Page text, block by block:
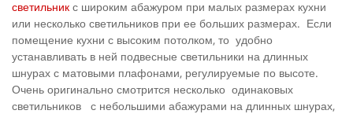
светильник с широким абажуром при малых размерах кухни
или несколько светильников при ее больших размерах. Если
помещение кухни с высоким потолком, то удобно
устанавливать в ней подвесные светильники на длинных
шнурах с матовыми плафонами, регулируемые по высоте.
Очень оригинально смотрится несколько одинаковых
светильников с небольшими абажурами на длинных шнурах,